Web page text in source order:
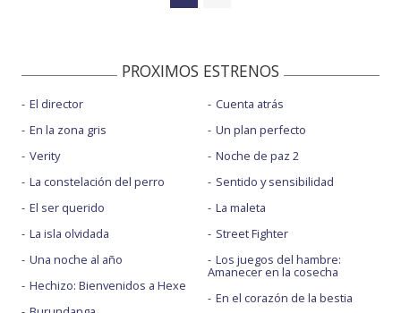
PROXIMOS ESTRENOS
El director
En la zona gris
Verity
La constelación del perro
El ser querido
La isla olvidada
Una noche al año
Hechizo: Bienvenidos a Hexe
Cuenta atrás
Un plan perfecto
Noche de paz 2
Sentido y sensibilidad
La maleta
Street Fighter
Los juegos del hambre:
Amanecer en la cosecha
En el corazón de la bestia